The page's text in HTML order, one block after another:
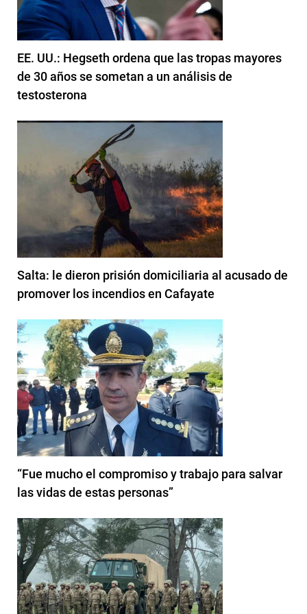
EE. UU.: Hegseth ordena que las tropas mayores
de 30 años se sometan a un análisis de
testosterona
Salta: le dieron prisión domiciliaria al acusado de
promover los incendios en Cafayate
“Fue mucho el compromiso y trabajo para salvar
las vidas de estas personas”